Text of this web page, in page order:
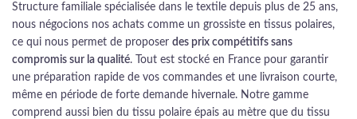
Structure familiale spécialisée dans le textile depuis plus de 25 ans,
nous négocions nos achats comme un grossiste en tissus polaires,
ce qui nous permet de proposer des prix compétitifs sans
compromis sur la qualité. Tout est stocké en France pour garantir
une préparation rapide de vos commandes et une livraison courte,
même en période de forte demande hivernale. Notre gamme
comprend aussi bien du tissu polaire épais au mètre que du tissu